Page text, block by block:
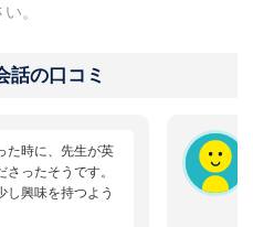
。
話の口コミ
た時に、先生が英
ったそうです。
し興味を持つよう